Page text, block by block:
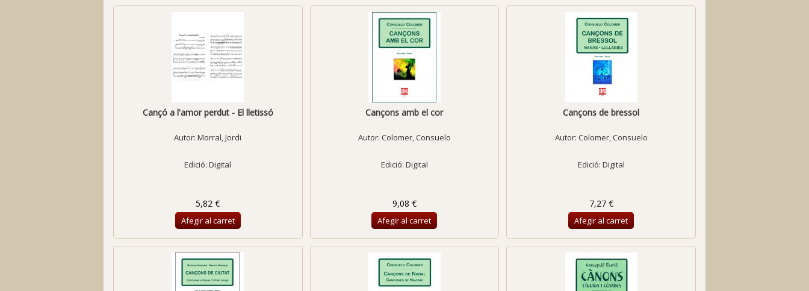
Cançó a l'amor perdut - El lletissó
Autor:Morral, Jordi
Edició: Digital
5,82 €
Afegir al carret
Cançons amb el cor
Autor: Colomer, Consuelo
Edició: Digital
9,08 €
Afegir al carret
Cançons de bressol
Autor: Colomer, Consuelo
Edició: Digital
7,27 €
Afegir al carret